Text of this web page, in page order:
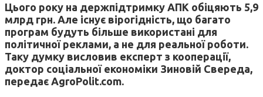
Цього року на держпідтримку АПК обіцяють 5,9
млрд грн. Але існує вірогідність, що багато
програм будуть більше використані для
політичної реклами, а не для реальної роботи.
Таку думку висловив експерт з кооперації,
доктор соціальної економіки Зиновій Свереда,
передає AgroPolit.com.